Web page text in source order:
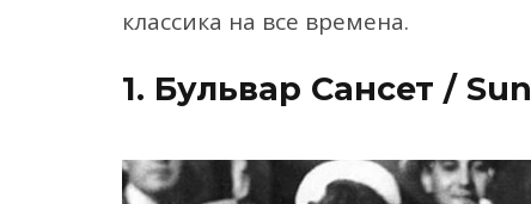
классика на все времена.
1. Бульвар Сансет /